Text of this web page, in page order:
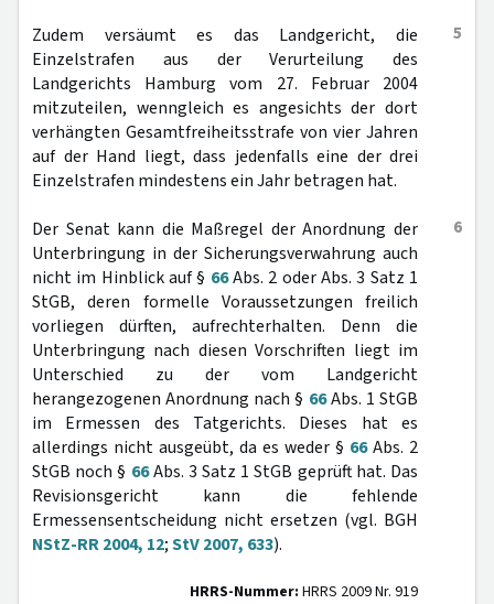
5
Zudem versäumt es das Landgericht, die
Einzelstrafen aus der Verurteilung des
Landgerichts Hamburg vom 27. Februar 2004
mitzuteilen, wenngleich es angesichts der dort
verhängten Gesamtfreiheitsstrafe von vier Jahren
auf der Hand liegt, dass jedenfalls eine der drei
Einzelstrafen mindestens ein Jahr betragen hat.
6
Der Senat kann die Maßregel der Anordnung der
Unterbringung in der Sicherungsverwahrung auch
nicht im Hinblick auf § 66Abs. 2 oder Abs. 3 Satz 1
StGB, deren formelle Voraussetzungen freilich
vorliegen dürften, aufrechterhalten. Denn die
Unterbringung nach diesen Vorschriften liegt im
Unterschied zu der vom Landgericht
herangezogenen Anordnung nach § 66Abs. 1 StGB
im Ermessen des Tatgerichts. Dieses hat es
allerdings nicht ausgeübt, da es weder § 66Abs. 2
StGB noch § 66Abs. 3 Satz 1 StGB geprüft hat. Das
Revisionsgericht kann die fehlende
Ermessensentscheidung nicht ersetzen (vgl. BGH
NStZ-RR 2004, 12;StV 2007, 633).
HRRS-Nummer: HRRS 2009 Nr. 919